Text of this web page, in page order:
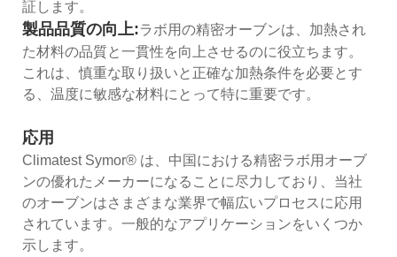
証します。
製品品質の向上:ラボ用の精密オーブンは、加熱され
た材料の品質と一貫性を向上させるのに役立ちます。
これは、慎重な取り扱いと正確な加熱条件を必要とす
る、温度に敏感な材料にとって特に重要です。
応用
Climatest Symor® は、中国における精密ラボ用オーブ
ンの優れたメーカーになることに尽力しており、当社
のオーブンはさまざまな業界で幅広いプロセスに応用
されています。一般的なアプリケーションをいくつか
示します。